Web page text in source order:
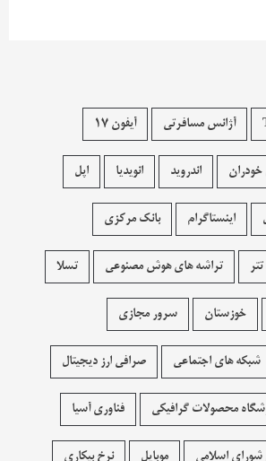
آژانس مسافرتی آیفون 17
خودران اندروید انویدیا اپل
اینستاگرام بانک مرکزی
تتر تراشه های هوش مصنوعی تسلا
خوزستان سرور مجازی
شبکه های اجتماعی صرافی ارز دیجیتال
محصولات گرافيکی فناوری آسیا
اسلامی موبایل نرخ بیکاری